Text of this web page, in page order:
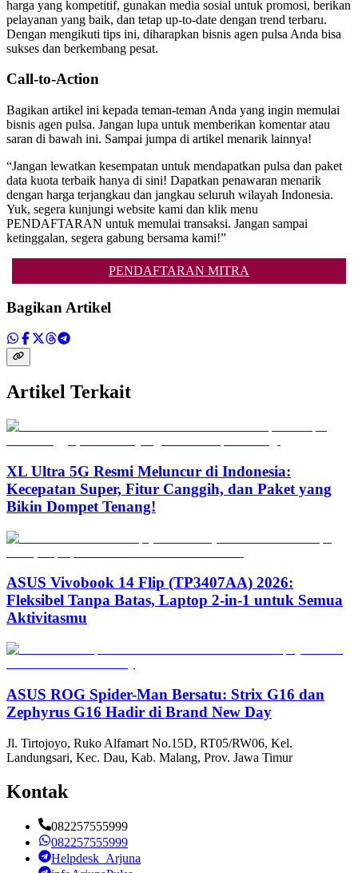
harga yang kompetitif, gunakan media sosial untuk promosi, berikan
pelayanan yang baik, dan tetap up-to-date dengan trend terbaru.
Dengan mengikuti tips ini, diharapkan bisnis agen pulsa Anda bisa
sukses dan berkembang pesat.
Call-to-Action
Bagikan artikel ini kepada teman-teman Anda yang ingin memulai
bisnis agen pulsa. Jangan lupa untuk memberikan komentar atau
saran di bawah ini. Sampai jumpa di artikel menarik lainnya!
“Jangan lewatkan kesempatan untuk mendapatkan pulsa dan paket
data kuota terbaik hanya di sini! Dapatkan penawaran menarik
dengan harga terjangkau dan jangkau seluruh wilayah Indonesia.
Yuk, segera kunjungi website kami dan klik menu
PENDAFTARAN untuk memulai transaksi. Jangan sampai
ketinggalan, segera gabung bersama kami!”
PENDAFTARAN MITRA
Bagikan Artikel
Artikel Terkait
XL Ultra 5G Resmi Meluncur di Indonesia:
Kecepatan Super, Fitur Canggih, dan Paket yang
Bikin Dompet Tenang!
ASUS Vivobook 14 Flip (TP3407AA) 2026:
Fleksibel Tanpa Batas, Laptop 2-in-1 untuk Semua
Aktivitasmu
ASUS ROG Spider-Man Bersatu: Strix G16 dan
Zephyrus G16 Hadir di Brand New Day
Jl. Tirtojoyo, Ruko Alfamart No.15D, RT05/RW06, Kel.
Landungsari, Kec. Dau, Kab. Malang, Prov. Jawa Timur
Kontak
082257555999
082257555999
Helpdesk_Arjuna